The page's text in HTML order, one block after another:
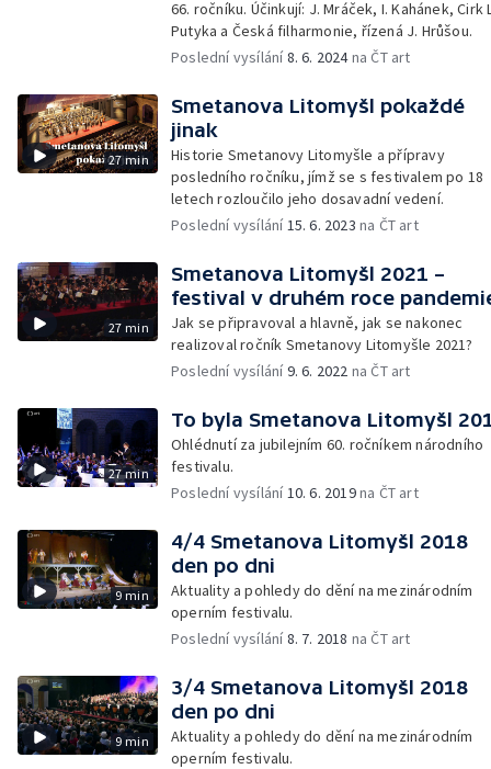
66. ročníku. Účinkují: J. Mráček, I. Kahánek, Cirk
Putyka a Česká filharmonie, řízená J. Hrůšou.
Poslední vysílání8. 6. 2024na ČT art
27 min
Smetanova Litomyšl pokaždé
jinak
Historie Smetanovy Litomyšle a přípravy
posledního ročníku, jímž se s festivalem po 18
letech rozloučilo jeho dosavadní vedení.
Poslední vysílání15. 6. 2023 na ČT art
27 min
Smetanova Litomyšl 2021 –
festival v druhém roce
Jak se připravoval a hlavně, jak se nakonec
realizoval ročník Smetanovy Litomyšle 2021?
Poslední vysílání9. 6. 2022 na ČT art
27 min
To byla Smetanova Litomyšl
Ohlédnutí za jubilejním 60. ročníkem národního
festivalu.
Poslední vysílání10. 6. 2019na ČT art
9 min
4/4 Smetanova Litomyšl 2018
den po dni
Aktuality a pohledy do dění na mezinárodním
operním festivalu.
Poslední vysílání8. 7. 2018 na ČT art
9 min
3/4 Smetanova Litomyšl 2018
den po dni
Aktuality a pohledy do dění na mezinárodním
operním festivalu.